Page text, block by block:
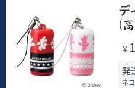
デ
(
￥
発
ネ